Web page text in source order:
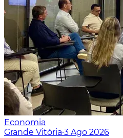
Economia
Grande Vitória·3 Ago 2026